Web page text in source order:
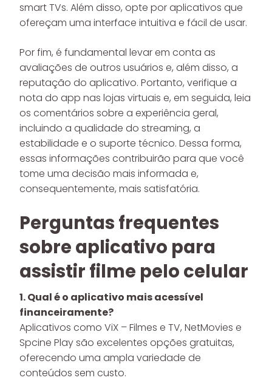
smart TVs. Além disso, opte por aplicativos que
ofereçam uma interface intuitiva e fácil de usar.
Por fim, é fundamental levar em conta as
avaliações de outros usuários e, além disso, a
reputação do aplicativo. Portanto, verifique a
nota do app nas lojas virtuais e, em seguida, leia
os comentários sobre a experiência geral,
incluindo a qualidade do streaming, a
estabilidade e o suporte técnico. Dessa forma,
essas informações contribuirão para que você
tome uma decisão mais informada e,
consequentemente, mais satisfatória.
Perguntas frequentes
sobre aplicativo para
assistir filme pelo celular
1. Qual é o aplicativo mais acessível
financeiramente?
Aplicativos como ViX – Filmes e TV, NetMovies e
Spcine Play são excelentes opções gratuitas,
oferecendo uma ampla variedade de
conteúdos sem custo.